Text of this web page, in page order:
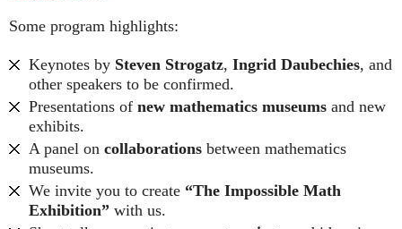
Some program highlights:
Keynotes by Steven Strogatz, Ingrid Daubechies, and
other speakers to be confirmed.
Presentations of new mathematics museums and new
exhibits.
A panel on collaborations between mathematics
museums.
We invite you to create “The Impossible Math
Exhibition” with us.